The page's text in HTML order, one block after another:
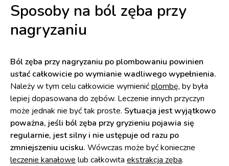
Sposoby na ból zęba przy
nagryzaniu
Ból zęba przy nagryzaniu po plombowaniu powinien
ustać całkowicie po wymianie wadliwego wypełnienia.
Należy w tym celu całkowicie wymienićplombę, by była
lepiej dopasowana do zębów. Leczenie innych przyczyn
może jednak nie być tak proste. Sytuacja jest wyjątkowo
poważna, jeśli ból zęba przy gryzieniu pojawia się
regularnie, jest silny i nie ustępuje od razu po
zmniejszeniu ucisku. Wówczas może być konieczne
leczenie kanałowe lub całkowita ekstrakcja zęba.